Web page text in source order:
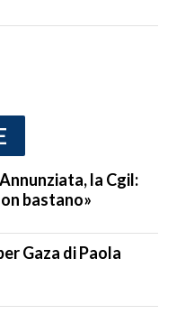
la Cgil:
bastano»
Gaza di Paola